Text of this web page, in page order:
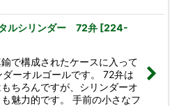
ルシリンダー 72弁 [224-
で構成されたケースに入って
ーオルゴールです。 72弁は
ちろんですが、シリンダーオ
魅力的です。 手前の小さなフ